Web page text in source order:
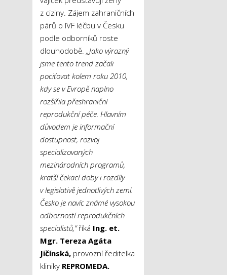
z ciziny. Zájem zahraničních
párů o IVF léčbu v Česku
podle odborníků roste
dlouhodobě. „Jako výrazný
jsme tento trend začali
pociťovat kolem roku 2010,
kdy se v Evropě naplno
rozšířila přeshraniční
reprodukční péče. Hlavním
důvodem je informační
dostupnost, rozvoj
specializovaných
mezinárodních programů,
kratší čekací doby i rozdíly
v legislativě jednotlivých zemí.
Česko je navíc známé vysokou
odborností reprodukčních
specialistů,“říká Ing. et.
Mgr. Tereza Agáta
Jičínská, provozní ředitelka
kliniky REPROMEDA.